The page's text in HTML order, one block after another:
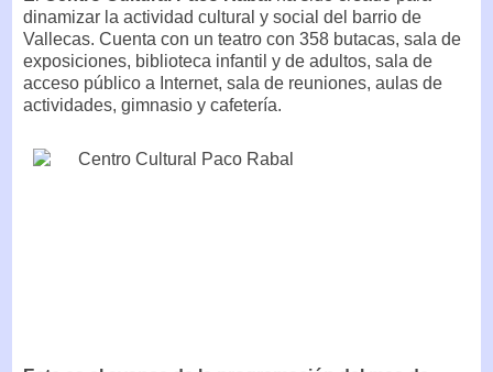
dinamizar la actividad cultural y social del barrio de
Vallecas. Cuenta con un teatro con 358 butacas, sala de
exposiciones, biblioteca infantil y de adultos, sala de
acceso público a Internet, sala de reuniones, aulas de
actividades, gimnasio y cafetería.